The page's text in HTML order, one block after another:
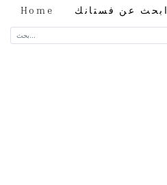
Home ابحث عن فستانك